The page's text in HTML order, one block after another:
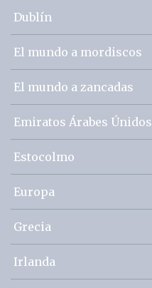
Dublín
El mundo a mordiscos
El mundo a zancadas
Emiratos Árabes Únidos
Estocolmo
Europa
Grecia
Irlanda